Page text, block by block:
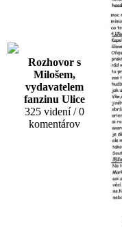
Rozhovor s
Milošem,
vydavatelem
fanzinu Ulice
325 videní / 0
komentárov